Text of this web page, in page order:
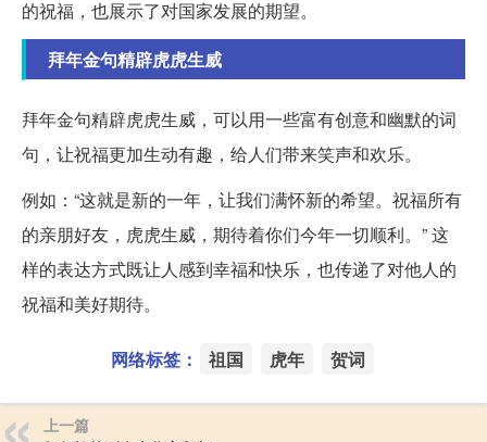
的祝福，也展示了对国家发展的期望。
拜年金句精辟虎虎生威
拜年金句精辟虎虎生威，可以用一些富有创意和幽默的词
句，让祝福更加生动有趣，给人们带来笑声和欢乐。
例如：“这就是新的一年，让我们满怀新的希望。祝福所有
的亲朋好友，虎虎生威，期待着你们今年一切顺利。” 这
样的表达方式既让人感到幸福和快乐，也传递了对他人的
祝福和美好期待。
网络标签： 祖国 虎年 贺词
上一篇